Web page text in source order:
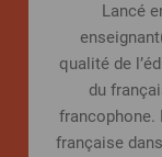
Lancé
qualité de
du
francophone.
française